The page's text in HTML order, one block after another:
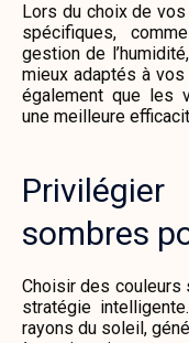
Lors du choix de
spécifiques,
gestion de
mieux adaptés à
également que les
une meilleure
sombres
Choisir des couleurs
stratégie
rayons du soleil,